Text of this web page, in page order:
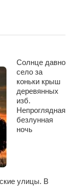
Солнце давно
село за
коньки крыш
деревянных
изб.
Непроглядная
безлунная
ночь
улицы. В